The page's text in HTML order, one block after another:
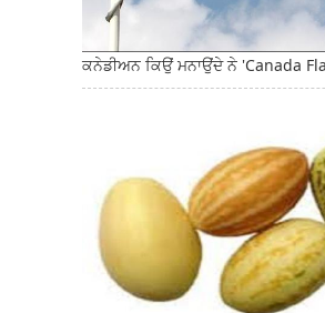
ਕਨੇਡੀਅਨ ਕਿਉਂ ਮਨਾਉਂਦੇ ਨੇ 'Canada